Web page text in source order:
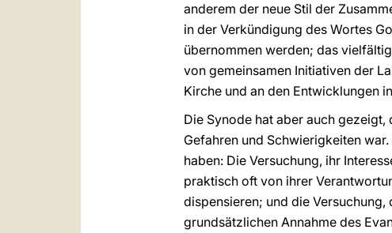
anderem der neue Stil der
in der Verkündigung des Wortes
übernommen werden; das
von gemeinsamen Initiativen der
Kirche und an den Entwicklungen
Die Synode hat aber auch
Gefahren und Schwierigkeiten
haben: Die Versuchung, ihr
praktisch oft von ihrer
dispensieren; und die
grundsätzlichen Annahme des